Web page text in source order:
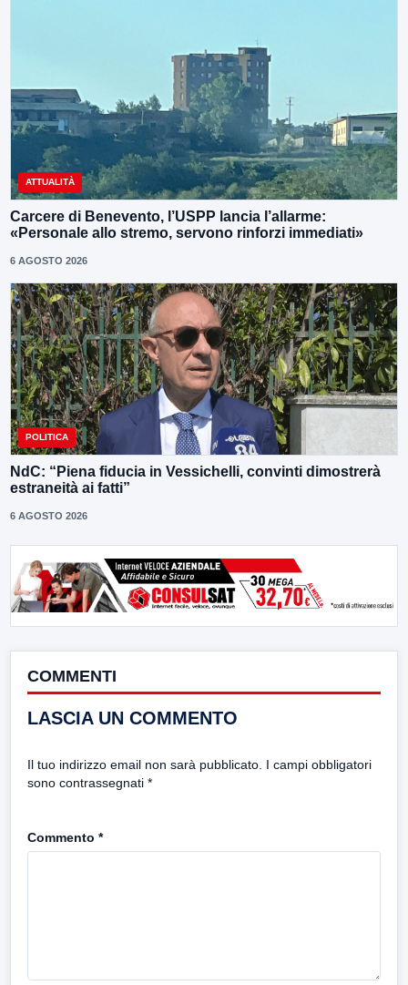
ATTUALITÀ
Carcere di Benevento, l’USPP lancia l’allarme:
«Personale allo stremo, servono rinforzi immediati»
6 AGOSTO 2026
POLITICA
NdC: “Piena fiducia in Vessichelli, convinti dimostrerà
estraneità ai fatti”
6 AGOSTO 2026
COMMENTI
LASCIA UN COMMENTO
Il tuo indirizzo email non sarà pubblicato. I campi obbligatori
sono contrassegnati *
Commento *